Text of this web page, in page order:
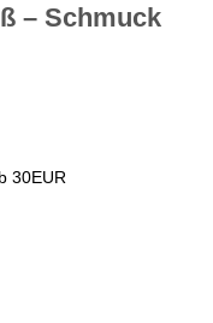
– Schmuck
30EUR